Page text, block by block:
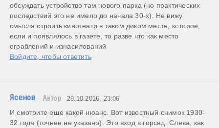
обсуждать устройство там нового парка (но практических
последствий это не имело до начала 30-х). Не вижу
смысла строить кинотеатр в таком диком месте, которое,
если и появлялось в газете, то разве что как место
ограблений и изнасилований
Войдите, чтобы ответить
Ясенов Автор 29.10.2016, 23:06
И смотрите еще какой нюанс. Вот известный снимок 1930-
32 года (точнее не указано). Это вход в горсад. Слева, как